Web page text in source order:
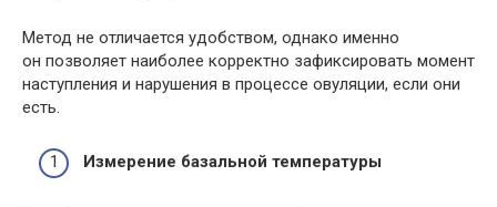
Метод не отличается удобством, однако именно
он позволяет наиболее корректно зафиксировать момент
наступления и нарушения в процессе овуляции, если они
есть.
Измерение базальной температуры